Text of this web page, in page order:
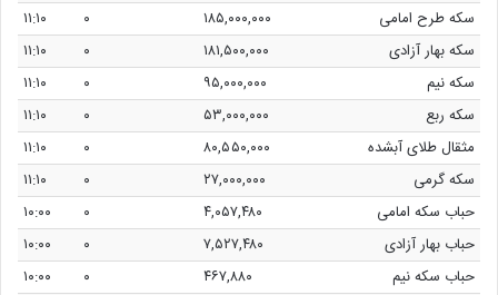
سکه طرح امامی
۱۸۵,۰۰۰,۰۰۰ ۰
۱۱:۱۰
سکه بهار آزادی
۱۸۱,۵۰۰,۰۰۰ ۰
۱۱:۱۰
سکه نیم
۹۵,۰۰۰,۰۰۰ ۰
۱۱:۱۰
سکه ربع
۵۳,۰۰۰,۰۰۰ ۰
۱۱:۱۰
مثقال طلای آبشده
۸۰,۵۵۰,۰۰۰ ۰
۱۱:۱۰
سکه گرمی
۲۷,۰۰۰,۰۰۰ ۰
۱۱:۱۰
حباب سکه امامی
۴,۰۵۷,۴۸۰ ۰
۱۰:۰۰
حباب بهار آزادی
۷,۵۲۷,۴۸۰ ۰
۱۰:۰۰
حباب سکه نیم
۴۶۷,۸۸۰ ۰
۱۰:۰۰